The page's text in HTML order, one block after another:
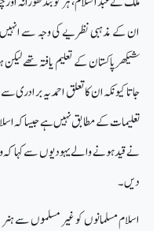
ان کے مذہبی نظریے کی وجہ سے انہیں
شیکھر پاکستان کے تعلیم یافتہ تھے
جاتا کیونکہ ان کا تعلق احمدیہ برادری
تعلیمات کے مطابق نہیں ہے جیسا کہ
نے قید ہونے والے یہودیوں سے کہا
دیں۔
اسلام مسلمانوں کو غیر مسلموں سے